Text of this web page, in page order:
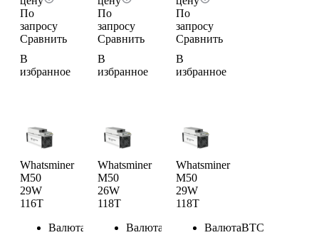
По
запросу
Сравнить
В
избранное
По
запросу
Сравнить
В
избранное
По
запросу
Сравнить
В
избранное
Whatsminer
M50
29W
116T
Валюта
Whatsminer
M50
26W
118T
Валюта
Whatsminer
M50
29W
118T
ВалютаBTC